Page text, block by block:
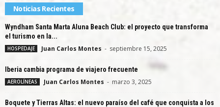
Noticias Recientes
Wyndham Santa Marta Aluna Beach Club: el proyecto que transforma
el turismo en la...
HOSPEDAJE Juan Carlos Montes - septiembre 15, 2025
Iberia cambia programa de viajero frecuente
AEROLÍNEAS Juan Carlos Montes - marzo 3, 2025
Boquete y Tierras Altas: el nuevo paraíso del café que conquista a los